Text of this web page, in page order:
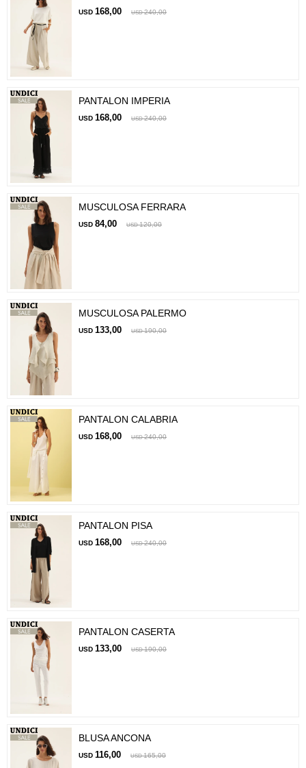
USD 168,00 USD 240,00
PANTALON IMPERIA
USD 168,00 USD 240,00
MUSCULOSA FERRARA
USD 84,00 USD 120,00
MUSCULOSA PALERMO
USD 133,00 USD 190,00
PANTALON CALABRIA
USD 168,00 USD 240,00
PANTALON PISA
USD 168,00 USD 240,00
PANTALON CASERTA
USD 133,00 USD 190,00
BLUSA ANCONA
USD 116,00 USD 165,00